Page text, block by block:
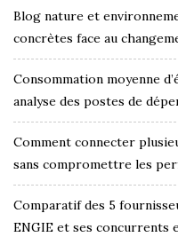
Blog nature et
concrètes face au
Consommation moyenne
analyse des postes de
Comment connecter
sans compromettre les
Comparatif des 5
ENGIE et ses concurrents